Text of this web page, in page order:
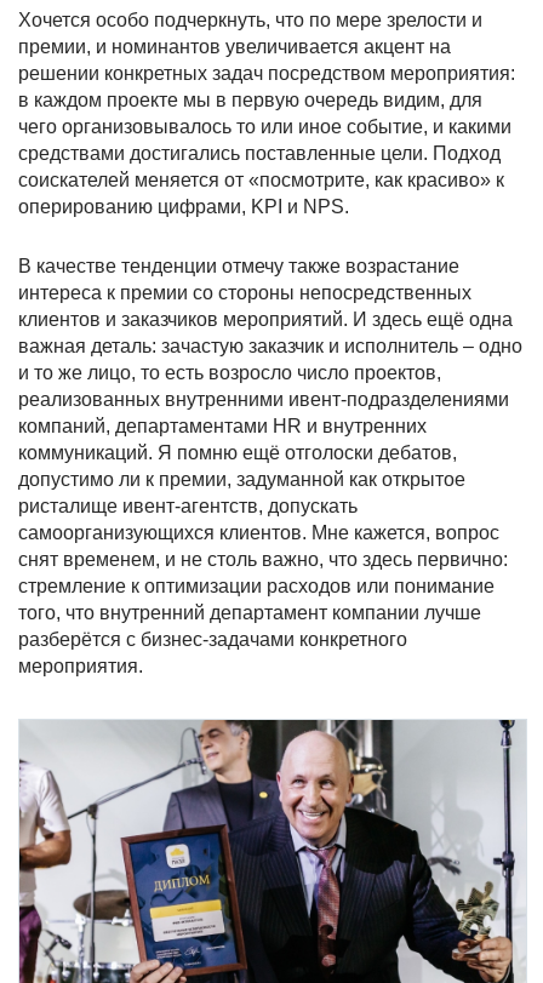
Хочется особо подчеркнуть, что по мере зрелости и
премии, и номинантов увеличивается акцент на
решении конкретных задач посредством мероприятия:
в каждом проекте мы в первую очередь видим, для
чего организовывалось то или иное событие, и какими
средствами достигались поставленные цели. Подход
соискателей меняется от «посмотрите, как красиво» к
оперированию цифрами, KPI и NPS.
В качестве тенденции отмечу также возрастание
интереса к премии со стороны непосредственных
клиентов и заказчиков мероприятий. И здесь ещё одна
важная деталь: зачастую заказчик и исполнитель – одно
и то же лицо, то есть возросло число проектов,
реализованных внутренними ивент-подразделениями
компаний, департаментами HR и внутренних
коммуникаций. Я помню ещё отголоски дебатов,
допустимо ли к премии, задуманной как открытое
ристалище ивент-агентств, допускать
самоорганизующихся клиентов. Мне кажется, вопрос
снят временем, и не столь важно, что здесь первично:
стремление к оптимизации расходов или понимание
того, что внутренний департамент компании лучше
разберётся с бизнес-задачами конкретного
мероприятия.